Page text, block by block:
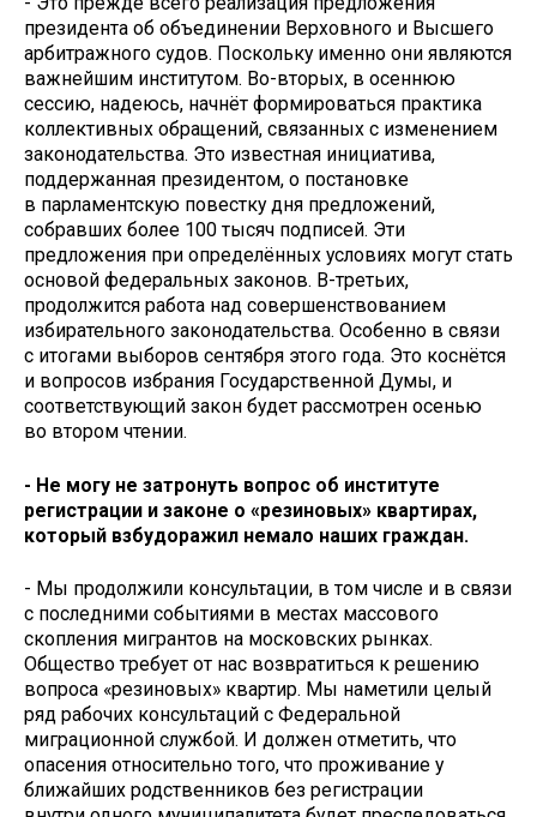
президента об объединении Верховного и Высшего
арбитражного судов. Поскольку именно они являются
важнейшим институтом. Во-вторых, в осеннюю
сессию, на­деюсь, начнёт формироваться практика
коллективных обращений, связанных с изменением
законодательства. Это известная инициатива,
поддержанная президентом, о постановке
в парламентскую повестку дня предложений,
собравших более 100 тысяч подписей. Эти
предложения при определённых условиях могут стать
основой федеральных законов. ­В-третьих,
продолжится работа над совершенствованием
избирательного законодательства. Особенно в связи
с итогами выборов сентября этого года. Это коснётся
и вопросов избрания Государственной Думы, и
соответствующий закон будет рассмотрен осенью
во втором чтении.
- Не могу не затронуть вопрос об институте
регистрации и законе о «резиновых» квартирах,
который взбудоражил немало наших граждан.
- Мы продолжили консультации, в том числе и в связи
с последними событиями в местах массового
скопления мигрантов на московских рынках.
Общество требует от нас возвратиться к решению
вопроса «резиновых» квартир. Мы наметили целый
ряд рабочих консультаций с Федеральной
миграционной службой. И должен отметить, что
опасения относительно того, что проживание у
ближайших родственников без регистрации